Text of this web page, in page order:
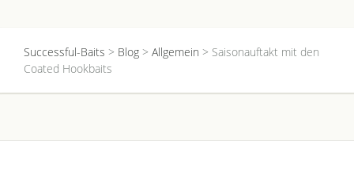
Successful-Baits > Blog > Allgemein > Saisonauftakt mit den
Coated Hookbaits